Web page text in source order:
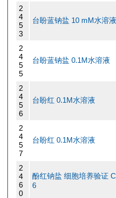
2
4
5
3
台盼蓝钠盐 10 mM水溶
2
4
5
5
台盼蓝钠盐 0.1M水溶液
2
4
5
6
台盼红 0.1M水溶液
2
4
5
7
台盼红 0.1M水溶液
2
4
6
0
酚红钠盐 细胞培养验证
6